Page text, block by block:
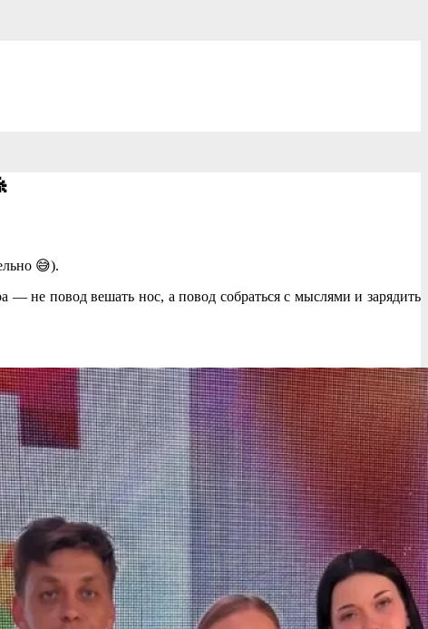
😅).
— не повод вешать нос, а повод собраться с мыслями и зарядить